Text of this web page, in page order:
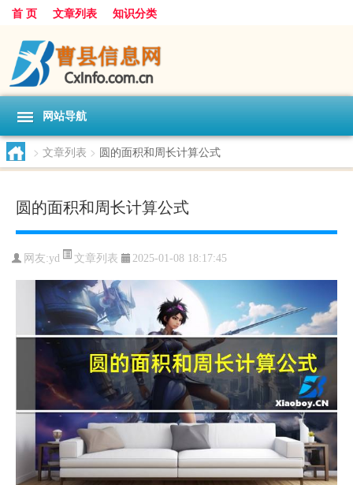
首 页 文章列表 知识分类
网站导航
> 文章列表 > 圆的面积和周长计算公式
圆的面积和周长计算公式
网友:yd 文章列表 2025-01-08 18:17:45